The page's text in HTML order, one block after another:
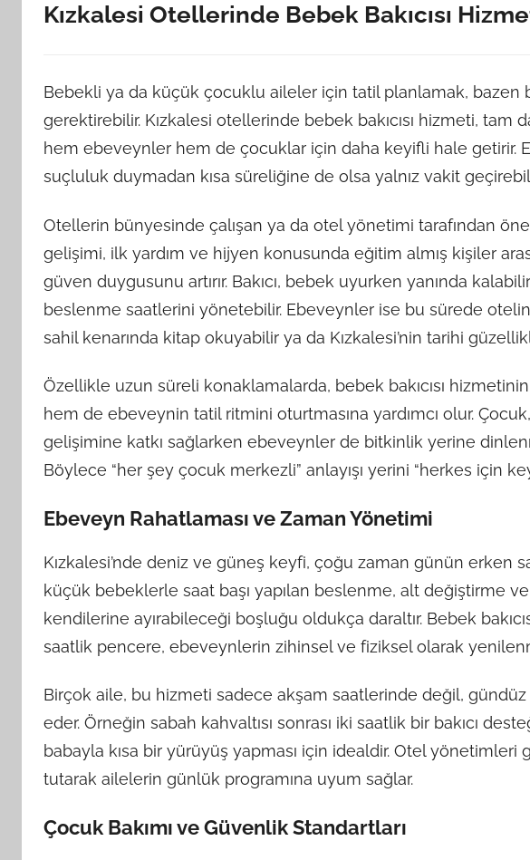
Kızkalesi Otellerinde Bebek Bakıcısı
Bebekli ya da küçük çocuklu aileler için tatil planlamak,
gerektirebilir. Kızkalesi otellerinde bebek bakıcısı hizmeti,
hem ebeveynler hem de çocuklar için daha keyifli hale getirir.
suçluluk duymadan kısa süreliğine de olsa yalnız vakit
Otellerin bünyesinde çalışan ya da otel yönetimi tarafından
gelişimi, ilk yardım ve hijyen konusunda eğitim almış kişiler
güven duygusunu artırır. Bakıcı, bebek uyurken yanında
beslenme saatlerini yönetebilir. Ebeveynler ise bu sürede
sahil kenarında kitap okuyabilir ya da Kızkalesi’nin tarihi
Özellikle uzun süreli konaklamalarda, bebek bakıcısı
hem de ebeveynin tatil ritmini oturtmasına yardımcı olur.
gelişimine katkı sağlarken ebeveynler de bitkinlik yerine
Böylece “her şey çocuk merkezli” anlayışı yerini “herkes için
Ebeveyn Rahatlaması ve Zaman Yönetimi
Kızkalesi’nde deniz ve güneş keyfi, çoğu zaman günün erken
küçük bebeklerle saat başı yapılan beslenme, alt değiştirme
kendilerine ayırabileceği boşluğu oldukça daraltır. Bebek
saatlik pencere, ebeveynlerin zihinsel ve fiziksel olarak
Birçok aile, bu hizmeti sadece akşam saatlerinde değil,
eder. Örneğin sabah kahvaltısı sonrası iki saatlik bir bakıcı
babayla kısa bir yürüyüş yapması için idealdir. Otel
tutarak ailelerin günlük programına uyum sağlar.
Çocuk Bakımı ve Güvenlik Standartları